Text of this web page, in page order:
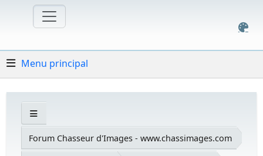
Menu principal
Forum Chasseur d'Images - www.chassimages.com